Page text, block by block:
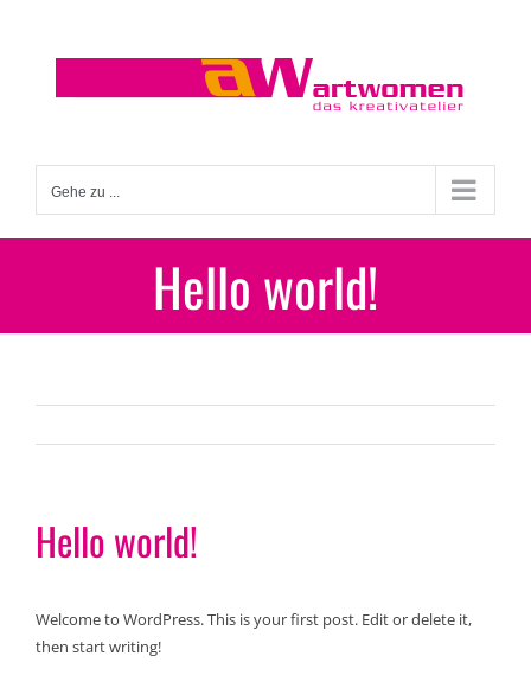
Gehe zu ...
Hello world!
Hello world!
Welcome to WordPress. This is your first post. Edit or delete it,
then start writing!